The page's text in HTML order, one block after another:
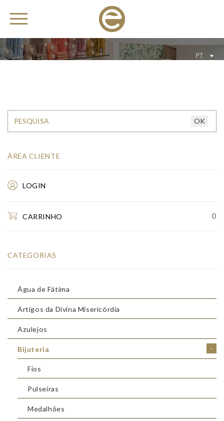
PT
ÁREA CLIENTE
LOGIN
CARRINHO 0
CATEGORIAS
Água de Fátima
Artigos da Divina Misericórdia
Azulejos
-
Bijuteria
Fios
Pulseiras
Medalhões